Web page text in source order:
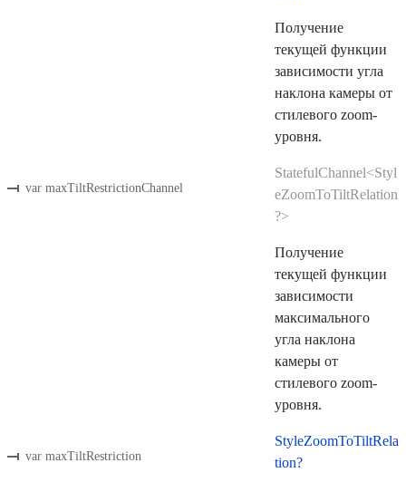
Получение
текущей функции
зависимости угла
наклона камеры от
стилевого zoom-
уровня.
var maxTiltRestrictionChannel
StatefulChannel<Styl
eZoomToTiltRelation
?>
Получение
текущей функции
зависимости
максимального
угла наклона
камеры от
стилевого zoom-
уровня.
var maxTiltRestriction
StyleZoomToTiltRela
tion?